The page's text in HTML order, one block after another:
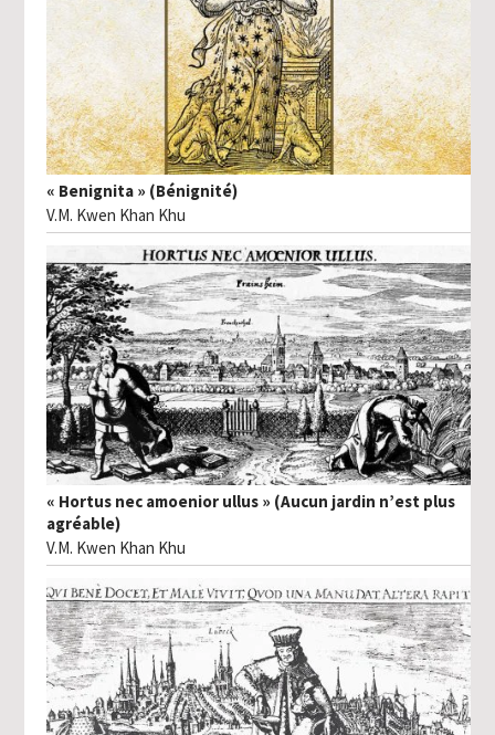
« Benignita » (Bénignité)
V.M. Kwen Khan Khu
« Hortus nec amoenior ullus » (Aucun jardin n’est plus
agréable)
V.M. Kwen Khan Khu